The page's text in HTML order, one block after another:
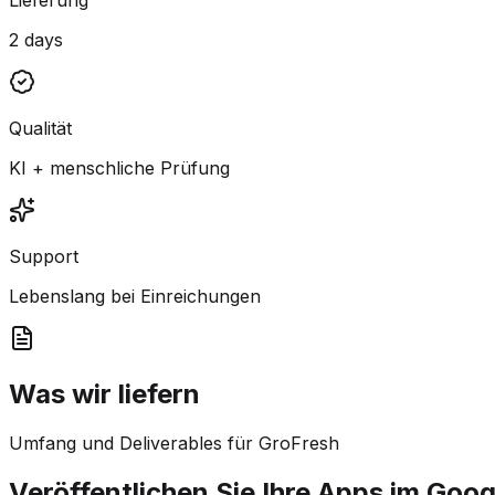
2 days
Qualität
KI + menschliche Prüfung
Support
Lebenslang bei Einreichungen
Was wir liefern
Umfang und Deliverables für GroFresh